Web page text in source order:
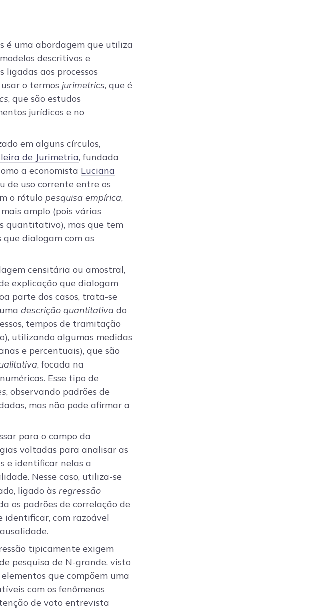
é uma abordagem que utiliza
descritivos e
ligadas aos processos
o termos jurimetrics, que é
, que são estudos
jurídicos e no
em alguns círculos,
de Jurimetria, fundada
a economista Luciana
de uso corrente entre os
o rótulo pesquisa empírica,
amplo (pois várias
quantitativo), mas que tem
dialogam com as
censitária ou amostral,
explicação que dialogam
parte dos casos, trata-se
descrição quantitativa do
tempos de tramitação
utilizando algumas medidas
e percentuais), que são
, focada na
Esse tipo de
, observando padrões de
mas não pode afirmar a
para o campo da
voltadas para analisar as
e identificar nelas a
Nesse caso, utiliza-se
ligado às regressão
os padrões de correlação de
identificar, com razoável
tipicamente exigem
pesquisa de N-grande, visto
que compõem uma
com os fenômenos
de voto entrevista